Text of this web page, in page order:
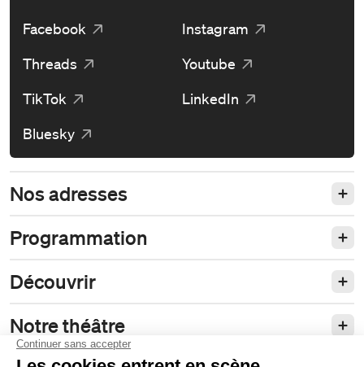
Facebook
Instagram
Threads
Youtube
TikTok
LinkedIn
Bluesky
Nos adresses
Programmation
Découvrir
Notre théâtre